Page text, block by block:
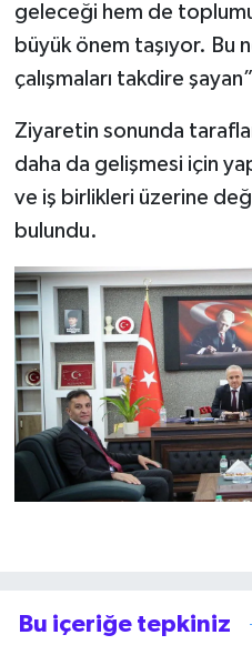
geleceği hem de
büyük önem taşıyor. Bu
çalışmaları takdire
Ziyaretin sonunda
daha da gelişmesi için
ve iş birlikleri üzerine
bulundu.
Bu içeriğe tepkiniz